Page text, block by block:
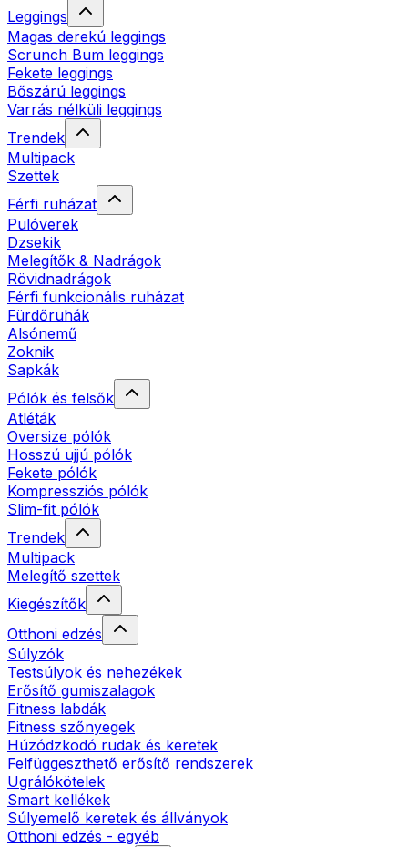
Leggings
Magas derekú leggings
Scrunch Bum leggings
Fekete leggings
Bőszárú leggings
Varrás nélküli leggings
Trendek
Multipack
Szettek
Férfi ruházat
Pulóverek
Dzsekik
Melegítők & Nadrágok
Rövidnadrágok
Férfi funkcionális ruházat
Fürdőruhák
Alsónemű
Zoknik
Sapkák
Pólók és felsők
Atléták
Oversize pólók
Hosszú ujjú pólók
Fekete pólók
Kompressziós pólók
Slim-fit pólók
Trendek
Multipack
Melegítő szettek
Kiegészítők
Otthoni edzés
Súlyzók
Testsúlyok és nehezékek
Erősítő gumiszalagok
Fitness labdák
Fitness szőnyegek
Húzódzkodó rudak és keretek
Felfüggeszthető erősítő rendszerek
Ugrálókötelek
Smart kellékek
Súlyemelő keretek és állványok
Otthoni edzés - egyéb